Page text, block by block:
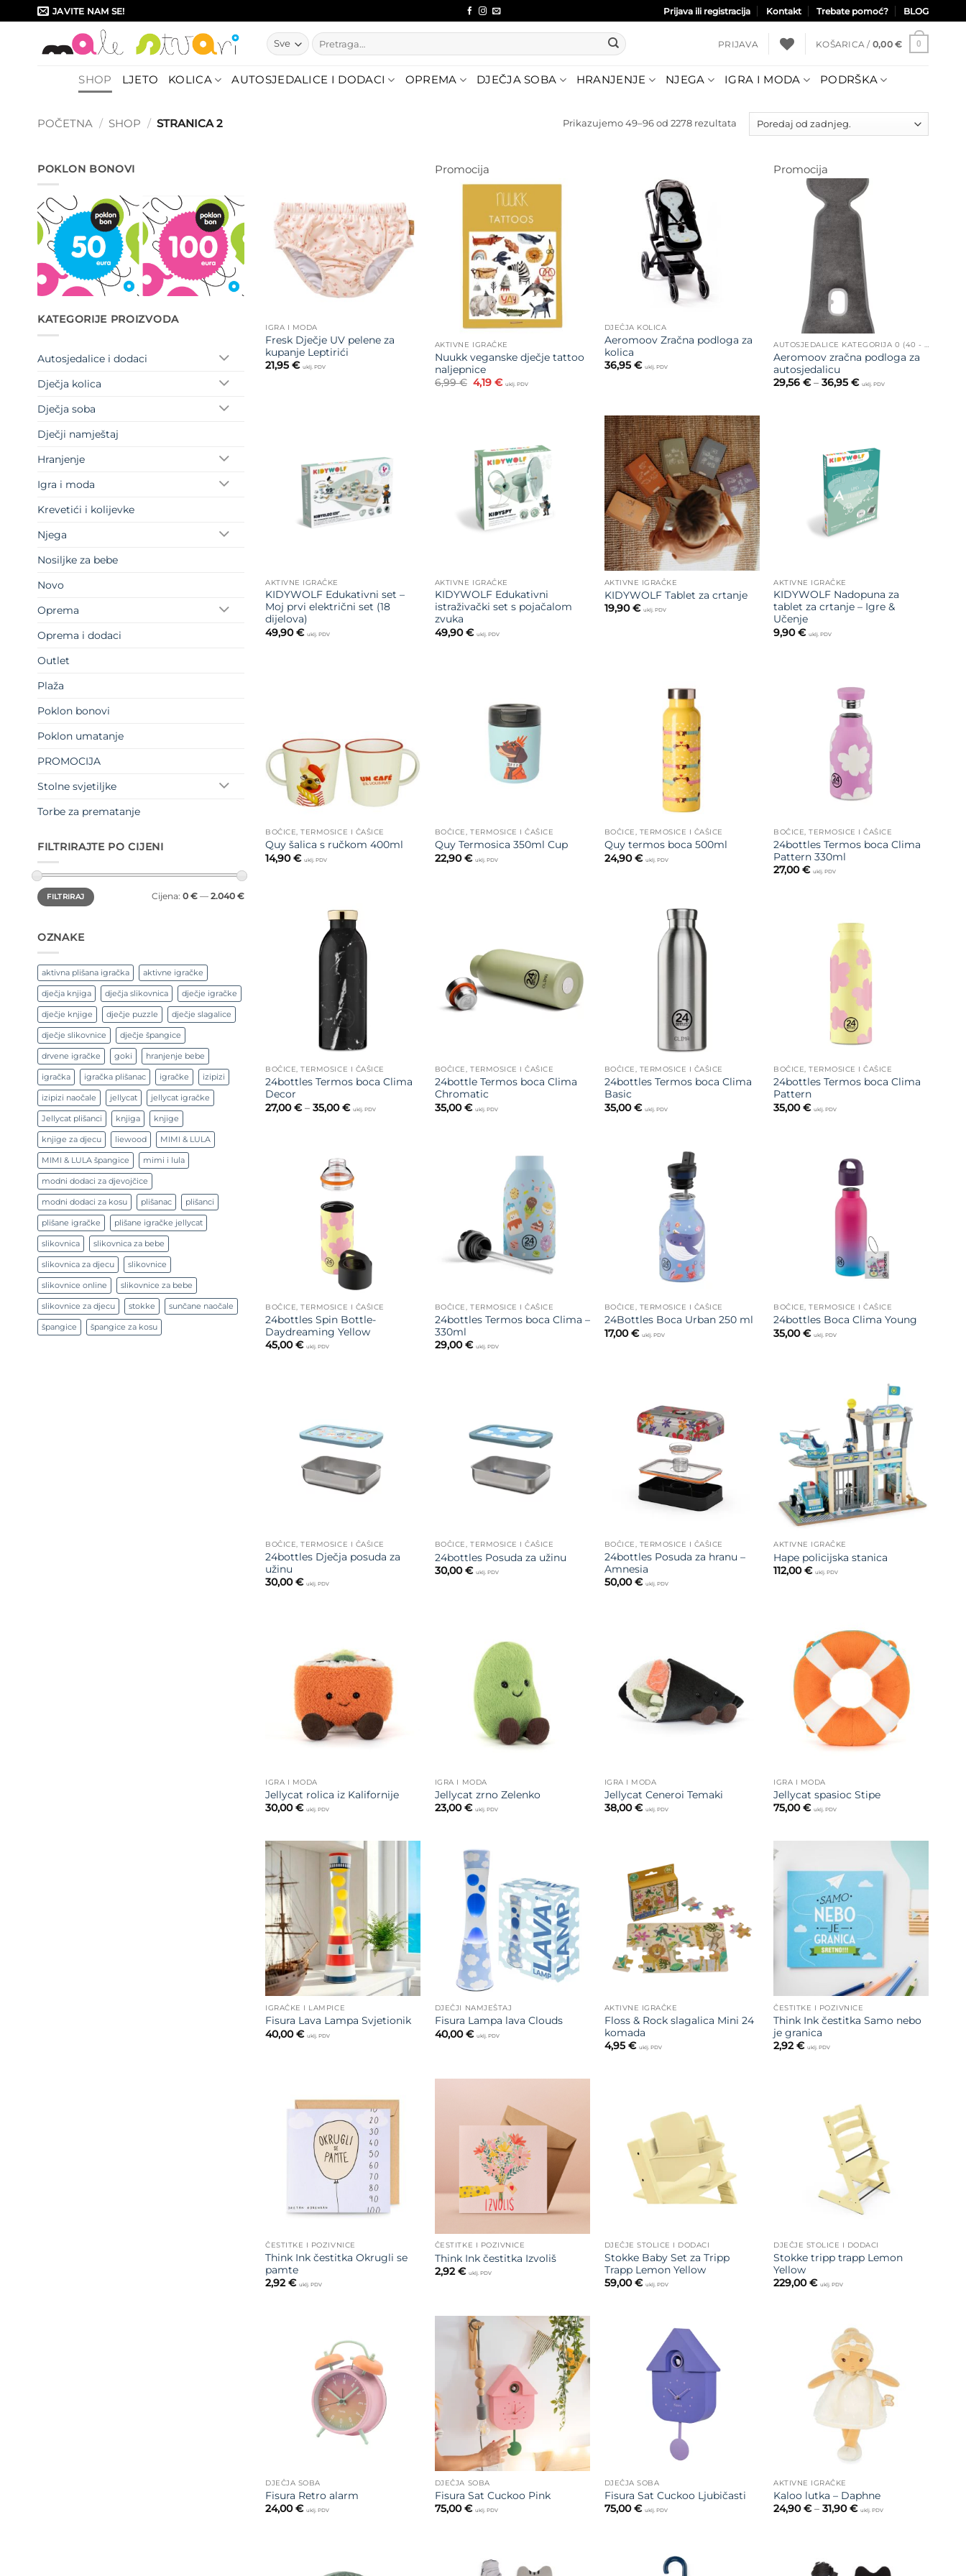
to
JAVITE NAM SE! Prijava ili registracija Kontakt Trebate pomoć? BLOG
Pretraži:
PRIJAVA KOŠARICA / 0,00 € 0
SHOP LJETO KOLICA AUTOSJEDALICE I DODACI OPREMA DJEČJA SOBA HRANJENJE NJEGA IGRA I MODA PODRŠKA
POČETNA / SHOP / STRANICA 2 Prikazujemo 49–96 od 2278 rezultata Poredano
POKLON BONOVI
KATEGORIJE PROIZVODA
Autosjedalice i dodaci
Dječja kolica
Dječja soba
Dječji namještaj
Hranjenje
Igra i moda
Krevetići i kolijevke
Njega
Nosiljke za bebe
Novo
Oprema
Oprema i dodaci
Outlet
Plaža
Poklon bonovi
Poklon umatanje
PROMOCIJA
Stolne svjetiljke
Torbe za prematanje
FILTRIRAJTE PO CIJENI
Min
cijena
Maks
cijenaFILTRIRAJ Cijena: 0 €— 2.040 €
OZNAKE
aktivna plišana igračka aktivne igračke
dječja knjiga dječja slikovnica dječje igračke
dječje knjige dječje puzzle dječje slagalice
dječje slikovnice dječje špangice
drvene igračke goki hranjenje bebe
igračka igračka plišanac igračke izipizi
izipizi naočale jellycat jellycat igračke
Jellycat plišanci knjiga knjige
knjige za djecu liewood MIMI & LULA
MIMI & LULA špangice mimi i lula
modni dodaci za djevojčice
modni dodaci za kosu plišanac plišanci
plišane igračke plišane igračke jellycat
slikovnica slikovnica za bebe
slikovnica za djecu slikovnice
slikovnice online slikovnice za bebe
slikovnice za djecu stokke sunčane naočale
špangice špangice za kosu
na listu
želja
IGRA I MODA
Fresk Dječje UV pelene za
kupanje Leptirići
21,95€ uklj. PDV
Promocija
želja
AKTIVNE IGRAČKE
Nuukk veganske dječje tattoo
naljepnice
6,99€ Izvorna
cijena
4,19€Trenutna
cijena
uklj. PDV
DJEČJA KOLICA
Aeromoov Zračna podloga za
kolica
36,95 € uklj. PDV
Promocija
AUTOSJEDALICE KATEGORIJA 0 (40 - 75 CM)
Aeromoov zračna podloga za
autosjedalicu
29,56€ – 36,95€Raspon
cijena:
uklj. PDV
na listu
želja
AKTIVNE IGRAČKE
KIDYWOLF Edukativni set –
Moj prvi električni set (18
dijelova)
49,90€ uklj. PDV
Dodajte
AKTIVNE IGRAČKE
KIDYWOLF Edukativni
istraživački set s pojačalom
zvuka
49,90€ uklj. PDV
Dodajte
na listu
želja
AKTIVNE IGRAČKE
KIDYWOLF Tablet za crtanje
19,90€ uklj. PDV
AKTIVNE IGRAČKE
KIDYWOLF Nadopuna za
tablet za crtanje – Igre &
Učenje
9,90€ uklj. PDV
BOČICE, TERMOSICE I ČAŠICE
Quy šalica s ručkom 400ml
14,90€ uklj. PDV
BOČICE, TERMOSICE I ČAŠICE
Quy Termosica 350ml Cup
22,90€ uklj. PDV
BOČICE, TERMOSICE I ČAŠICE
Quy termos boca 500ml
24,90€ uklj. PDV
BOČICE, TERMOSICE I ČAŠICE
24bottles Termos boca Clima
Pattern 330ml
27,00€ uklj. PDV
BOČICE, TERMOSICE I ČAŠICE
24bottles Termos boca Clima
Decor
27,00€ – 35,00€Raspon
cijena:
uklj. PDV
želja
BOČICE, TERMOSICE I ČAŠICE
24bottle Termos boca Clima
Chromatic
35,00€ uklj. PDV
BOČICE, TERMOSICE I ČAŠICE
24bottles Termos boca Clima
Basic
35,00€ uklj. PDV
BOČICE, TERMOSICE I ČAŠICE
24bottles Termos boca Clima
Pattern
35,00€ uklj. PDV
BOČICE, TERMOSICE I ČAŠICE
24bottles Spin Bottle-
Daydreaming Yellow
45,00€ uklj. PDV
Dodajte
na listu
želja
BOČICE, TERMOSICE I ČAŠICE
24bottles Termos boca Clima –
330ml
29,00€ uklj. PDV
BOČICE, TERMOSICE I ČAŠICE
24Bottles Boca Urban 250 ml
17,00€ uklj. PDV
BOČICE, TERMOSICE I ČAŠICE
24bottles Boca Clima Young
35,00€ uklj. PDV
BOČICE, TERMOSICE I ČAŠICE
24bottles Dječja posuda za
užinu
30,00€ uklj. PDV
BOČICE, TERMOSICE I ČAŠICE
24bottles Posuda za užinu
30,00€ uklj. PDV
Dodajte
na listu
želja
BOČICE, TERMOSICE I ČAŠICE
24bottles Posuda za hranu –
Amnesia
50,00€ uklj. PDV
Dodajte
na listu
želja
AKTIVNE IGRAČKE
Hape policijska stanica
112,00€ uklj. PDV
na listu
želja
IGRA I MODA
Jellycat rolica iz Kalifornije
30,00€ uklj. PDV
IGRA I MODA
Jellycat zrno Zelenko
23,00€ uklj. PDV
IGRA I MODA
Jellycat Ceneroi Temaki
38,00€ uklj. PDV
Dodajte
na listu
želja
IGRA I MODA
Jellycat spasioc Stipe
75,00€ uklj. PDV
IGRAČKE I LAMPICE
Fisura Lava Lampa Svjetionik
40,00€ uklj. PDV
na listu
želja
DJEČJI NAMJEŠTAJ
Fisura Lampa lava Clouds
40,00€ uklj. PDV
AKTIVNE IGRAČKE
Floss & Rock slagalica Mini 24
komada
4,95 € uklj. PDV
Dodajte
na listu
ČESTITKE I POZIVNICE
Think Ink čestitka Samo nebo
je granica
2,92€ uklj. PDV
Dodajte
ČESTITKE I POZIVNICE
Think Ink čestitka Okrugli se
pamte
2,92€ uklj. PDV
na listu
želja
ČESTITKE I POZIVNICE
Think Ink čestitka Izvoliš
2,92€ uklj. PDV
DJEČJE STOLICE I DODACI
Stokke Baby Set za Tripp
Trapp Lemon Yellow
59,00€ uklj. PDV
DJEČJE STOLICE I DODACI
Stokke tripp trapp Lemon
Yellow
229,00€ uklj. PDV
na listu
DJEČJA SOBA
Fisura Retro alarm
24,00€ uklj. PDV
Dodajte
na listu
želja
DJEČJA SOBA
Fisura Sat Cuckoo Pink
75,00€ uklj. PDV
DJEČJA SOBA
Fisura Sat Cuckoo Ljubičasti
75,00€ uklj. PDV
AKTIVNE IGRAČKE
Kaloo lutka – Daphne
24,90€ – 31,90€Raspon
cijena:
uklj. PDV